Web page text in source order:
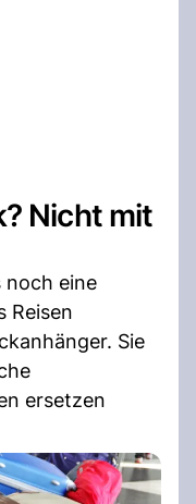
Nicht mit
noch eine
Reisen
Sie
ersetzen